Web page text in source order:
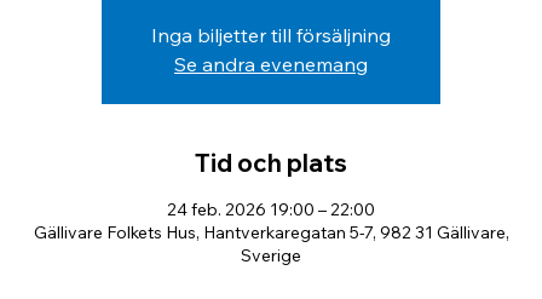
Inga biljetter till försäljning
Se andra evenemang
Tid och plats
24 feb. 2026 19:00 – 22:00
Gällivare Folkets Hus, Hantverkaregatan 5-7, 982 31 Gällivare,
Sverige